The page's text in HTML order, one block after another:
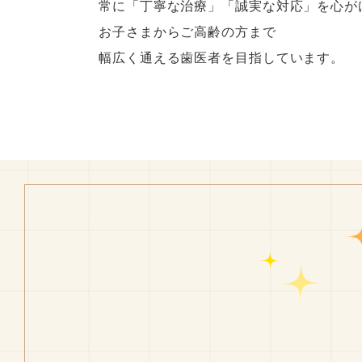
常に「丁寧な治療」「誠実な対応」を心が
お子さまからご高齢の方まで
幅広く通える歯医者を目指しています。